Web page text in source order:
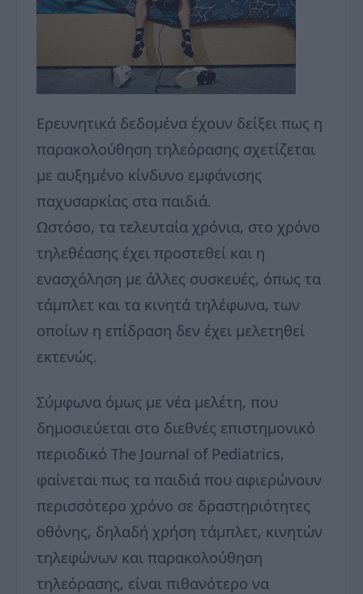
Ερευνητικά δεδομένα έχουν δείξει πως η
παρακολούθηση τηλεόρασης σχετίζεται
με αυξημένο κίνδυνο εμφάνισης
παχυσαρκίας στα παιδιά.
Ωστόσο, τα τελευταία χρόνια, στο χρόνο
τηλεθέασης έχει προστεθεί και η
ενασχόληση με άλλες συσκευές, όπως τα
τάμπλετ και τα κινητά τηλέφωνα, των
οποίων η επίδραση δεν έχει μελετηθεί
εκτενώς.
Σύμφωνα όμως με νέα μελέτη, που
δημοσιεύεται στο διεθνές επιστημονικό
περιοδικό The Journal of Pediatrics,
φαίνεται πως τα παιδιά που αφιερώνουν
περισσότερο χρόνο σε δραστηριότητες
οθόνης, δηλαδή χρήση τάμπλετ, κινητών
τηλεφώνων και παρακολούθηση
τηλεόρασης, είναι πιθανότερο να